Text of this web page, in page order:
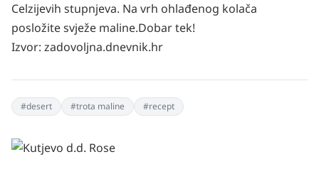
Celzijevih stupnjeva. Na vrh ohlađenog kolača
posložite svježe maline.Dobar tek!
Izvor: zadovoljna.dnevnik.hr
#desert #trota maline #recept